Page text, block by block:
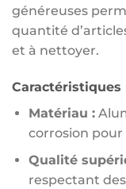
généreuses
quantité
et à nettoyer.
Caractéristiques
Matériau :
corrosion
Qualité
respectant